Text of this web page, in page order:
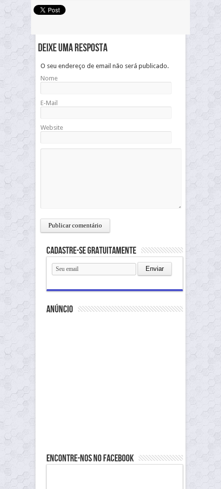
Deixe uma resposta
O seu endereço de email não será publicado.
Nome
E-Mail
Website
Cadastre-se gratuitamente
anúncio
Encontre-nos no Facebook